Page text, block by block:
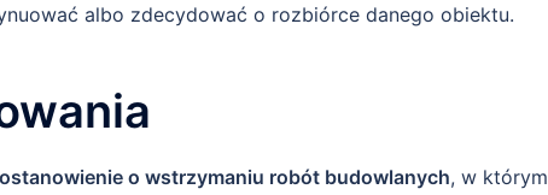
albo zdecydować o rozbiórce danego obiektu.
o wstrzymaniu robót budowlanych, w którym